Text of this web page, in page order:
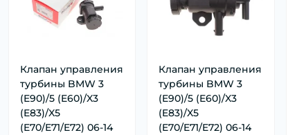
Клапан управления
турбины BMW 3
(E90)/5 (E60)/X3
(E83)/X5
(E70/E71/E72) 06-14
Клапан управления
турбины BMW 3
(E90)/5 (E60)/X3
(E83)/X5
(E70/E71/E72) 06-14